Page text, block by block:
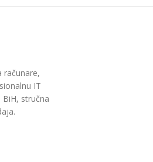
računare,
IT
stručna